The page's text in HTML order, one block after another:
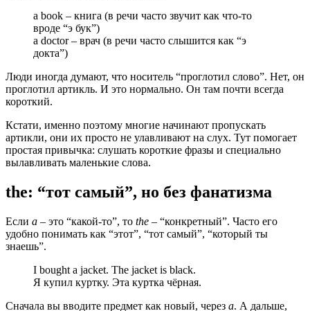
a book – книга (в речи часто звучит как что-то
вроде “э бук”)
a doctor – врач (в речи часто слышится как “э
докта”)
Люди иногда думают, что носитель “проглотил слово”. Нет, он
проглотил артикль. И это нормально. Он там почти всегда
короткий.
Кстати, именно поэтому многие начинают пропускать
артикли, они их просто не улавливают на слух. Тут помогает
простая привычка: слушать короткие фразы и специально
вылавливать маленькие слова.
the: “тот самый”, но без фанатизма
Если a – это “какой-то”, то the – “конкретный”. Часто его
удобно понимать как “этот”, “тот самый”, “который ты
знаешь”.
I bought a jacket. The jacket is black.
Я купил куртку. Эта куртка чёрная.
Сначала вы вводите предмет как новый, через a. А дальше,